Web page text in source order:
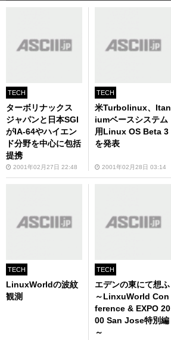
TECH
ターボリナックス
ジャパンと日本SGI
がIA-64やハイエン
ド分野を中心に包括
提携
2001年02月27日 22:48
TECH
米Turbolinux、Itan
iumベースシステム
用Linux OS Beta 3
を発表
2001年02月28日 03:14
TECH
LinuxWorldの波紋
観測
TECH
エデンの東にて想ふ
～LinxuWorld Con
ference & EXPO 20
00 San Jose特別編
～